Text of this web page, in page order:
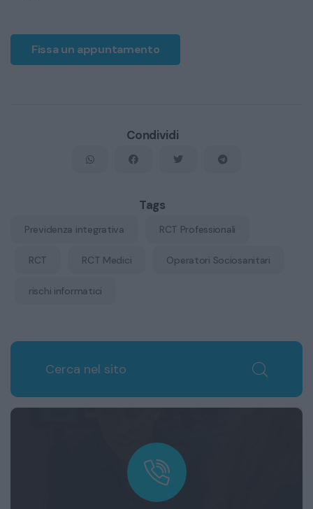
Fissa un appuntamento
Condividi
Tags
Previdenza integrativa RCT Professionali
RCT RCT Medici Operatori Sociosanitari
rischi informatici